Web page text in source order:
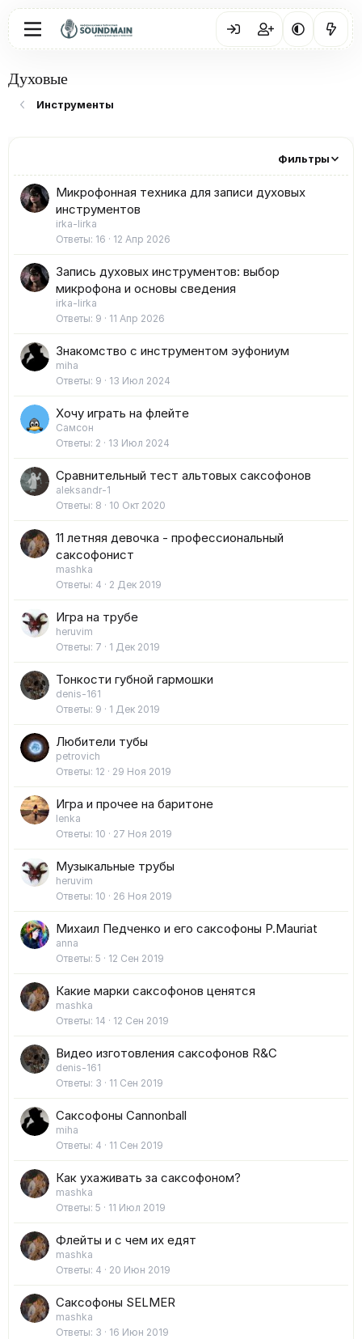
Духовые
Инструменты
Фильтры
Микрофонная техника для записи духовых
инструментов
irka-lirka
Ответы 16 12 Апр 2026
Запись духовых инструментов: выбор
микрофона и основы сведения
irka-lirka
Ответы 9 11 Апр 2026
Знакомство с инструментом эуфониум
miha
Ответы 9 13 Июл 2024
Хочу играть на флейте
Самсон
Ответы 2 13 Июл 2024
Сравнительный тест альтовых саксофонов
aleksandr-1
Ответы 8 10 Окт 2020
11 летняя девочка - профессиональный
саксофонист
mashka
Ответы 4 2 Дек 2019
Игра на трубе
heruvim
Ответы 7 1 Дек 2019
Тонкости губной гармошки
denis-161
Ответы 9 1 Дек 2019
Любители тубы
petrovich
Ответы 12 29 Ноя 2019
Игра и прочее на баритоне
lenka
Ответы 10 27 Ноя 2019
Музыкальные трубы
heruvim
Ответы 10 26 Ноя 2019
Михаил Педченко и его саксофоны P.Mauriat
anna
Ответы 5 12 Сен 2019
Какие марки саксофонов ценятся
mashka
Ответы 14 12 Сен 2019
Видео изготовления саксофонов R&C
denis-161
Ответы 3 11 Сен 2019
Саксофоны Cannonball
miha
Ответы 4 11 Сен 2019
Как ухаживать за саксофоном?
mashka
Ответы 5 11 Июл 2019
Флейты и с чем их едят
mashka
Ответы 4 20 Июн 2019
Саксофоны SELMER
mashka
Ответы 3 16 Июн 2019